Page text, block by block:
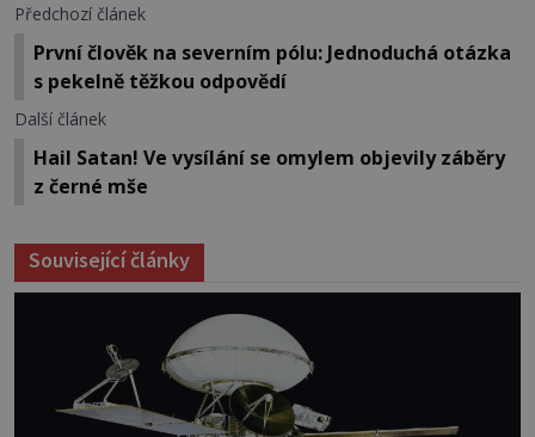
Předchozí článek
První člověk na severním pólu: Jednoduchá otázka
s pekelně těžkou odpovědí
Další článek
Hail Satan! Ve vysílání se omylem objevily záběry
z černé mše
Související články